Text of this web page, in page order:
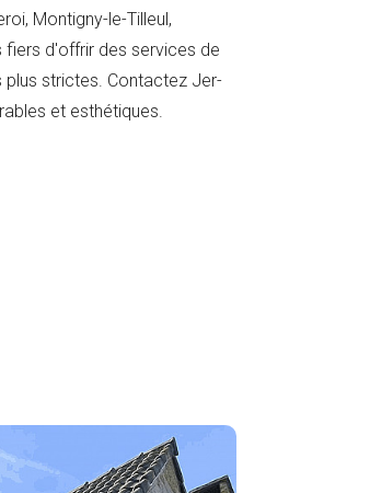
Montigny-le-Tilleul,
fiers d'offrir des services de
strictes. Contactez Jer-
et esthétiques.